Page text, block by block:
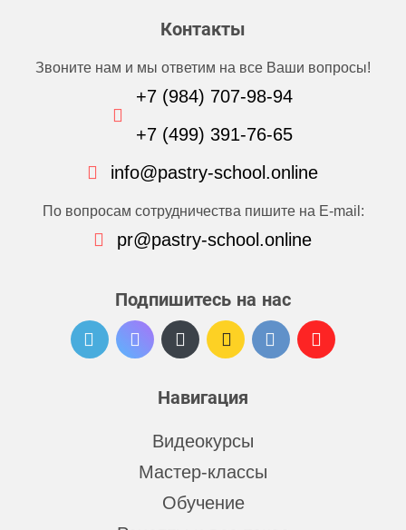
Навигация
Видеокурсы
Мастер-классы
Обучение
Контакты
Звоните нам и мы ответим на все Ваши вопросы!
+7 (984) 707-98-94
+7 (499) 391-76-65
info@pastry-school.online
По вопросам сотрудничества пишите на E-mail:
pr@pastry-school.online
Подпишитесь на нас